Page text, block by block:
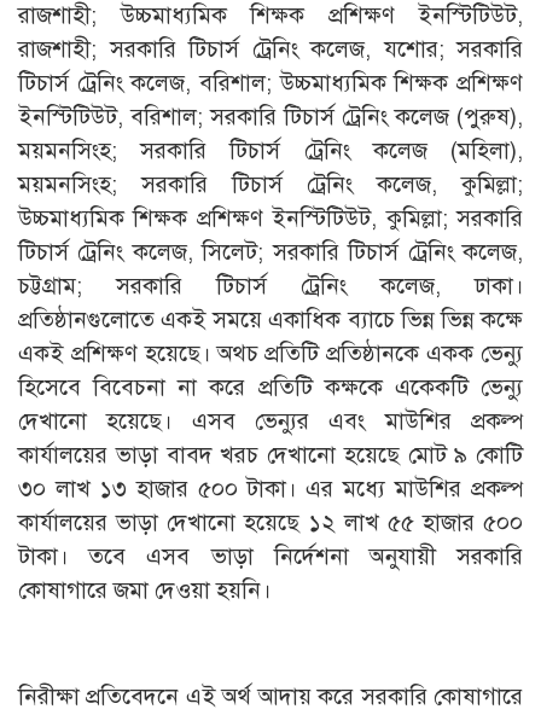
রাজশাহী; উচ্চমাধ্যমিক শিক্ষক প্রশিক্ষণ ইনস্টিটিউট,
রাজশাহী; সরকারি টিচার্স ট্রেনিং কলেজ, যশোর; সরকারি
টিচার্স ট্রেনিং কলেজ, বরিশাল; উচ্চমাধ্যমিক শিক্ষক প্রশিক্ষণ
ইনস্টিটিউট, বরিশাল; সরকারি টিচার্স ট্রেনিং কলেজ (পুরুষ),
ময়মনসিংহ; সরকারি টিচার্স ট্রেনিং কলেজ (মহিলা),
ময়মনসিংহ; সরকারি টিচার্স ট্রেনিং কলেজ, কুমিল্লা;
উচ্চমাধ্যমিক শিক্ষক প্রশিক্ষণ ইনস্টিটিউট, কুমিল্লা; সরকারি
টিচার্স ট্রেনিং কলেজ, সিলেট; সরকারি টিচার্স ট্রেনিং কলেজ,
চট্টগ্রাম; সরকারি টিচার্স ট্রেনিং কলেজ, ঢাকা।
প্রতিষ্ঠানগুলোতে একই সময়ে একাধিক ব্যাচে ভিন্ন ভিন্ন কক্ষে
একই প্রশিক্ষণ হয়েছে। অথচ প্রতিটি প্রতিষ্ঠানকে একক ভেন্যু
হিসেবে বিবেচনা না করে প্রতিটি কক্ষকে একেকটি ভেন্যু
দেখানো হয়েছে। এসব ভেন্যুর এবং মাউশির প্রকল্প
কার্যালয়ের ভাড়া বাবদ খরচ দেখানো হয়েছে মোট ৯ কোটি
৩০ লাখ ১৩ হাজার ৫০০ টাকা। এর মধ্যে মাউশির প্রকল্প
কার্যালয়ের ভাড়া দেখানো হয়েছে ১২ লাখ ৫৫ হাজার ৫০০
টাকা। তবে এসব ভাড়া নির্দেশনা অনুযায়ী সরকারি
কোষাগারে জমা দেওয়া হয়নি।
নিরীক্ষা প্রতিবেদনে এই অর্থ আদায় করে সরকারি কোষাগারে